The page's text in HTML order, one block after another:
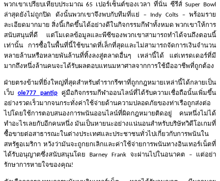
พวกเขาเปรียบเทียบประมาณ 65 เปอร์เซ็นต์ของเวลา ที่นั่น ซีรีส์Super Bowl
ล่าสุดยังไม่ถูกปิด ดังนั้นพวกเขาจึงพบกับทีมที่แย่ – Indy Colts – พร้อมราย
ละเอียดมากมาย สิ่งนี้เกิดขึ้นได้อย่างดีในกิจกรรมกีฬาทั้งหมด พวกเขาให้การ
สนับสนุนที่ดี
แต่โมเดลข้อมูลและพีซีของพวกเขาสามารถทำได้จนถึงตอนนี้
เท่านั้น
การซื้อในพื้นที่นี้ใช้ขนาดที่เล็กที่สุดและไม่สามารถจัดการเงินจำนวน
หลายล้านหรือหลายพันล้านที่ทิ้งลงสู่ตลาดอื่นๆ
เหล่านี้ได้
แต่เทรดเดอร์ที่มี
มากถึงหนึ่งล้านคนจะได้รับผลตอบแทนมหาศาลจากการใช้มืออาชีพที่ถูกต้อง
ฝ่ายตรงข้ามที่ยิ่งใหญ่ที่สุดสำหรับตำรากรีฑาที่ถูกกฎหมายเหล่านี้ได้กลายเป็น
เว็บ
ole777 pantip
คู่มือกิจกรรมกีฬาออนไลน์ที่ได้รับความเชื่อถือนั้นเพิ่มขึ้น
อย่างรวดเร็วมากจนกระทั่งค่าใช้จ่ายด้านความปลอดภัยของท่าเรือถูกส่งต่อ
ไปโดยใช้การตอบสนองการพนันออนไลน์ที่ผิดกฎหมายติดอยู่
คนหนึ่งไม่ได้
ทำอะไรเลยกับอีกคนหนึ่ง มันเป็นหายนะอย่างแน่นอนสำหรับบริษัทวิดีโอเกมที่
ซื้อขายต่อสาธารณะในต่างประเทศและประชาชนทั่วไปเกี่ยวกับการพนันใน
สหรัฐอเมริกา หวังว่ามันจะถูกยกเลิกและค่าใช้จ่ายการพนันทางอินเทอร์เน็ตที่
ได้รับอนุญาตซึ่งสนับสนุนโดย Barney Frank จะผ่านไปในอนาคต – แต่อย่า
รักษาการหายใจของคุณ!